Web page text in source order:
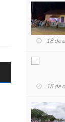
18 de
18 de